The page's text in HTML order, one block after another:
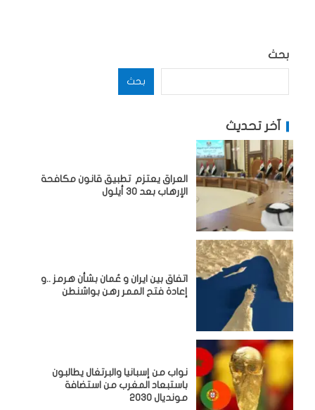
بحث
بحث
آخر تحديث
العراق يعتزم تطبيق قانون مكافحة
الإرهاب بعد 30 أيلول
اتفاق بين ايران و عُمان بشأن هرمز ..و
إعادة فتح الممر رهن بواشنطن
نواب من إسبانيا والبرتغال يطالبون
باستبعاد المغرب من استضافة
مونديال 2030